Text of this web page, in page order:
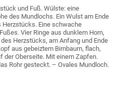
und Fuß. Wülste: eine
des Mundlochs. Ein Wulst am Ende
Herzstücks. Eine schwache
Vier Ringe aus dunklem Horn,
Herzstücks, am Anfang und Ende
aus gebeiztem Birnbaum, flach,
der Oberseite. Mit einem Zapfen.
Rohr gesteckt. – Ovales Mundloch.